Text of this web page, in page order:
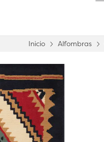
Inicio Alfombras